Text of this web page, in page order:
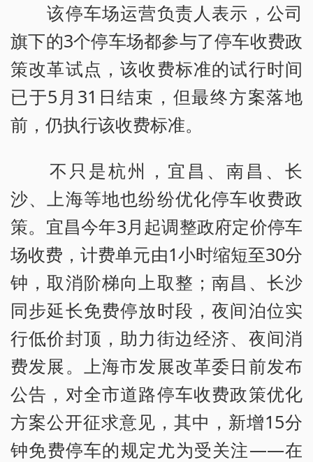
该停车场运营负责人表示，公司
旗下的3个停车场都参与了停车收费政
策改革试点，该收费标准的试行时间
已于5月31日结束，但最终方案落地
前，仍执行该收费标准。
不只是杭州，宜昌、南昌、长
沙、上海等地也纷纷优化停车收费政
策。宜昌今年3月起调整政府定价停车
场收费，计费单元由1小时缩短至30分
钟，取消阶梯向上取整；南昌、长沙
同步延长免费停放时段，夜间泊位实
行低价封顶，助力街边经济、夜间消
费发展。上海市发展改革委日前发布
公告，对全市道路停车收费政策优化
方案公开征求意见，其中，新增15分
钟免费停车的规定尤为受关注——在